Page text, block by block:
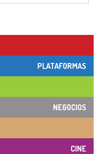
PLATAFORMAS
NEGOCIOS
CINE